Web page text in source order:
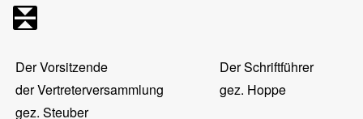
Der Vorsitzende
Der Schriftführer
der Vertreterversammlung
gez. Hoppe
gez. Steuber